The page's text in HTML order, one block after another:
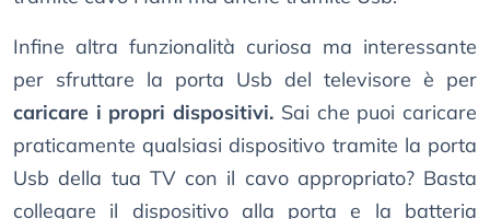
Infine altra funzionalità curiosa ma interessante
per sfruttare la porta Usb del televisore è per
caricare i propri dispositivi. Sai che puoi caricare
praticamente qualsiasi dispositivo tramite la porta
Usb della tua TV con il cavo appropriato? Basta
collegare il dispositivo alla porta e la batteria